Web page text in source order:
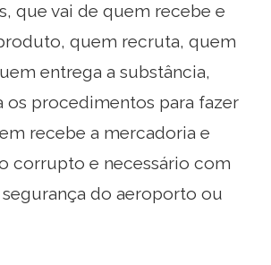
que vai de quem recebe e
quem recruta, quem
entrega a substância,
procedimentos para fazer
recebe a mercadoria e
corrupto e necessário com
do aeroporto ou